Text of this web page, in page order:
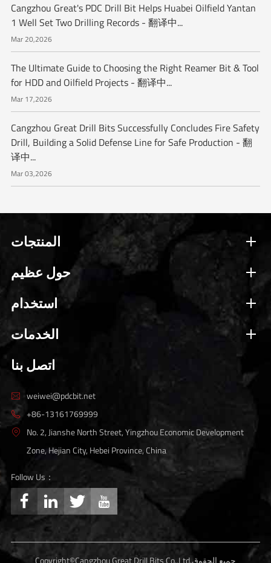
Cangzhou Great's PDC Drill Bit Helps Huabei Oilfield Yantan
1 Well Set Two Drilling Records - 翻译中...
Mar 20,2026
The Ultimate Guide to Choosing the Right Reamer Bit & Tool
for HDD and Oilfield Projects - 翻译中...
Mar 17,2026
Cangzhou Great Drill Bits Successfully Concludes Fire Safety
Drill, Building a Solid Defense Line for Safe Production - 翻
译中...
Mar 03,2026
المنتجات
حول عظيم
استخدام
الخدمات
اتصل بنا
 weiwei@pdcbit.net
 +86-13161769999

No. 2, Jianshe North Street, Yingzhou Economic Development
Zone, Hejian City, Hebei Province, China
Follow Us：
   